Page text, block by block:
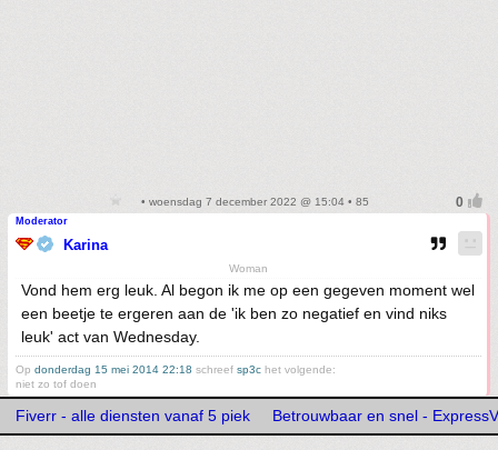
• woensdag 7 december 2022 @ 15:04 • 85
Moderator
Karina
Woman
Vond hem erg leuk. Al begon ik me op een gegeven moment wel
een beetje te ergeren aan de 'ik ben zo negatief en vind niks
leuk' act van Wednesday.
Op donderdag 15 mei 2014 22:18 schreef sp3c het volgende:
niet zo tof doen
Fiverr - alle diensten vanaf 5 piek Betrouwbaar en snel -